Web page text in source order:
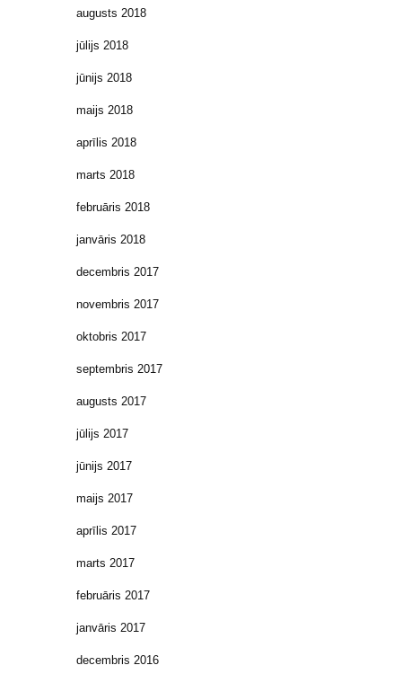
augusts 2018
jūlijs 2018
jūnijs 2018
maijs 2018
aprīlis 2018
marts 2018
februāris 2018
janvāris 2018
decembris 2017
novembris 2017
oktobris 2017
septembris 2017
augusts 2017
jūlijs 2017
jūnijs 2017
maijs 2017
aprīlis 2017
marts 2017
februāris 2017
janvāris 2017
decembris 2016